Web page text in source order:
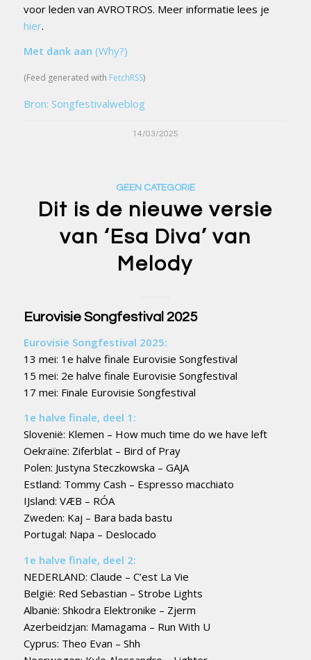
voor leden van AVROTROS. Meer informatie lees je
hier.
Met dank aan (Why?)
(Feed generated with FetchRSS)
Bron: Songfestivalweblog
14/03/2025
GEEN CATEGORIE
Dit is de nieuwe versie
van ‘Esa Diva’ van
Melody
Eurovisie Songfestival 2025
Eurovisie Songfestival 2025:
13 mei: 1e halve finale Eurovisie Songfestival
15 mei: 2e halve finale Eurovisie Songfestival
17 mei: Finale Eurovisie Songfestival
1e halve finale, deel 1:
Slovenië: Klemen – How much time do we have left
Oekraïne: Ziferblat – Bird of Pray
Polen: Justyna Steczkowska – GAJA
Estland: Tommy Cash – Espresso macchiato
IJsland: VÆB – RÓA
Zweden: Kaj – Bara bada bastu
Portugal: Napa – Deslocado
1e halve finale, deel 2:
NEDERLAND: Claude – C’est La Vie
België: Red Sebastian – Strobe Lights
Albanië: Shkodra Elektronike – Zjerm
Azerbeidzjan: Mamagama – Run With U
Cyprus: Theo Evan – Shh